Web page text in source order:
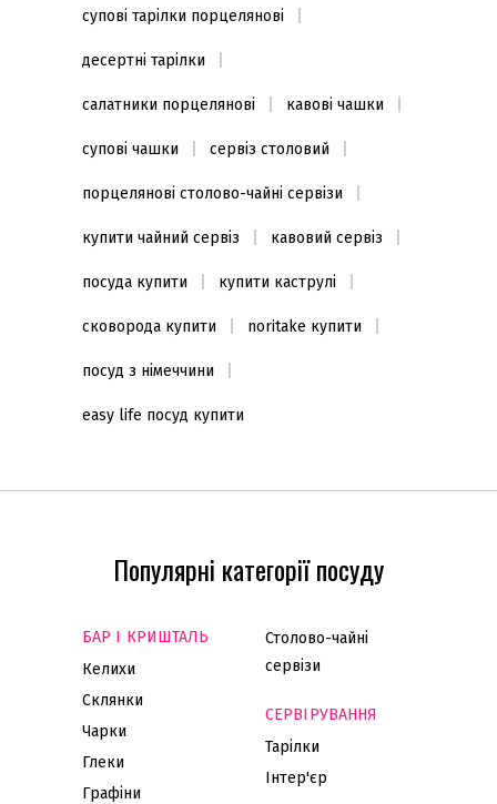
супові тарілки порцелянові
десертні тарілки
салатники порцелянові кавові чашки
супові чашки сервіз столовий
порцелянові столово-чайні сервізи
купити чайний сервіз кавовий сервіз
посуда купити купити каструлі
сковорода купити noritake купити
посуд з німеччини
easy life посуд купити
Популярні категорії посуду
БАР І КРИШТАЛЬ
Келихи
Склянки
Чарки
Глеки
Графіни
Столово-чайні
сервізи
СЕРВІРУВАННЯ
Тарілки
Інтер'єр